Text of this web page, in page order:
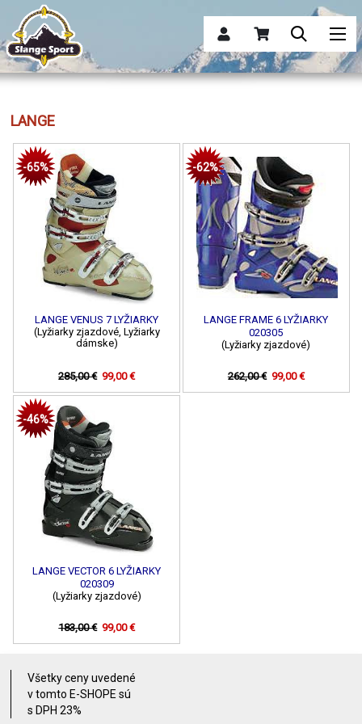
LANGE
-65%
LANGE VENUS 7 LYŽIARKY
(Lyžiarky zjazdové, Lyžiarky
dámske)
285,00 € 99,00 €
-62%
LANGE FRAME 6 LYŽIARKY
020305
(Lyžiarky zjazdové)
262,00 € 99,00 €
-46%
LANGE VECTOR 6 LYŽIARKY
020309
(Lyžiarky zjazdové)
183,00 € 99,00 €
Všetky ceny uvedené
v tomto E-SHOPE sú
s DPH 23%